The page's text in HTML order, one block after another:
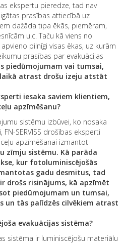
ekspertu pieredze, tad nav
prasības attiecībā uz
dažāda tipa ēkās, piemēram,
u.c. Taču kā viens no
pilnīgi visas ēkas, uz kurām
prasības par evakuācijas
piedūmojumam vai tumsai,
atrast drošu izeju atstāt
iesaka saviem klientiem,
apzīmēšanu?
sistēmu izbūvei, ko nosaka
SERVISS drošības eksperti
apzīmēšanai izmantot
zīmju sistēmu. Kā parāda
kur fotoluminiscējošās
gadu desmitus, tad
drošs risinājums, kā apzīmēt
piedūmojumam un tumsai,
un tās palīdzēs cilvēkiem atrast
evakuācijas sistēma?
sistēma ir luminiscējošu materiālu